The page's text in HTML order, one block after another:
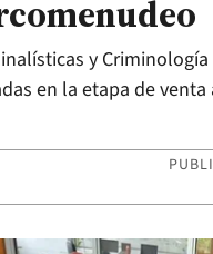
y
en la etapa de